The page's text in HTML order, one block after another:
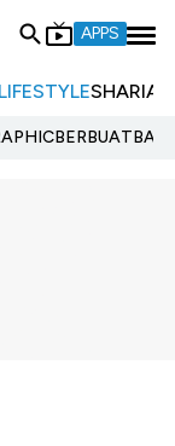
APPS
LIFESTYLESHARIA